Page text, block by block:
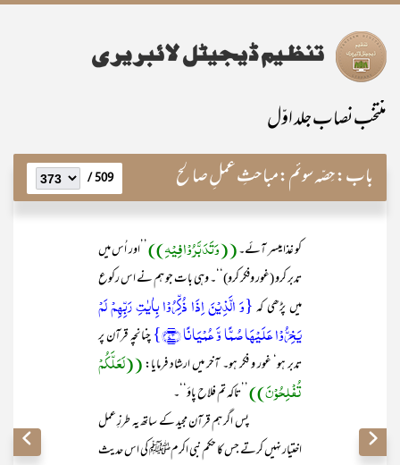
منتخب نصاب جلد اوّل
باب:حِصّہ سوئم:مباحثِ عملِ صالح 509 /
کو غذا میسر آئے۔((وَتَدَبَّرُوْا فِیْہِ)) ’’اور اُس میں
تدبر کرو (غور وفکر کرو)‘‘۔ وہی بات جو ہم نے اس رکوع
میں پڑھی کہ{وَ الَّذِیۡنَ اِذَا ذُکِّرُوۡا بِاٰیٰتِ رَبِّہِمۡ لَمۡ
یَخِرُّوۡا عَلَیۡہَا صُمًّا وَّ عُمۡیَانًا ﴿۷۳﴾}
چنانچہ قرآن پر
تدبر ہو‘ غور و فکر ہو۔ آخر میں ارشاد فرمایا:((لَعَلَّکُمْ
تُفْلِحُوْنَ)) ’’تاکہ تم فلاح پاؤ‘‘۔
پس اگر ہم قرآن مجید کے ساتھ یہ طرزِ عمل
اختیار نہیں کرتے جس کا حکم نبی اکرمﷺ کی اس حدیث